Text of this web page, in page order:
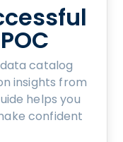
catalog
insights from
helps you
confident